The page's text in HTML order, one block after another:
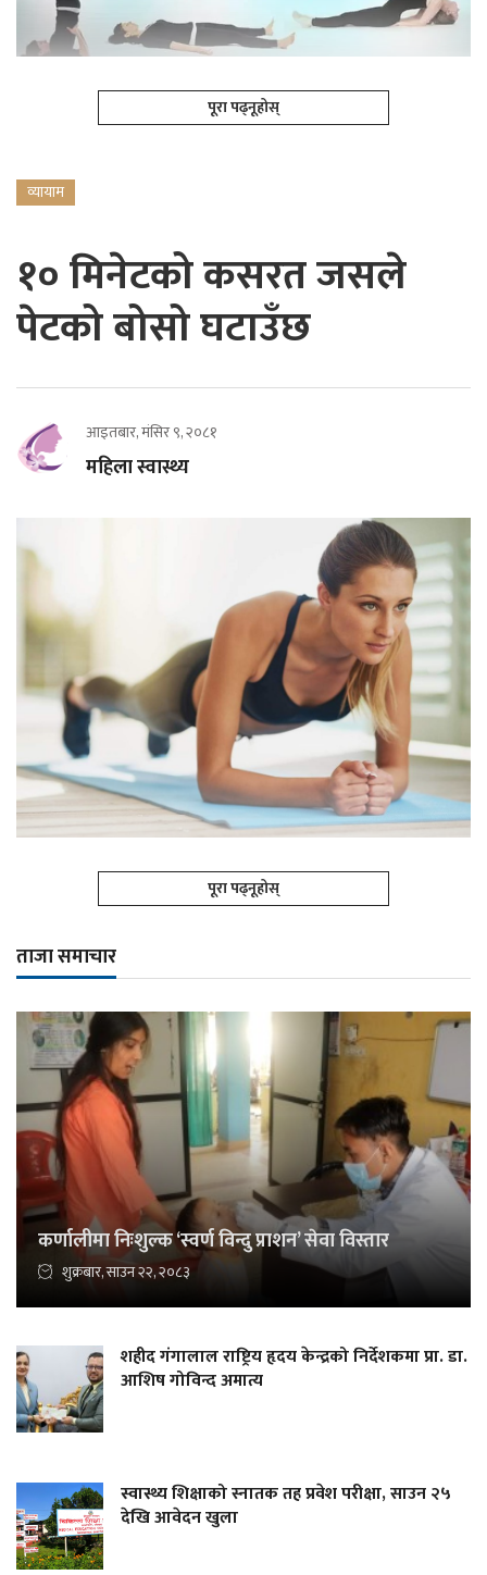
पूरा पढ्नूहोस्
व्यायाम
१० मिनेटको कसरत जसले
पेटको बोसो घटाउँछ
आइतबार, मंसिर ९, २०८१
महिला स्वास्थ्य
पूरा पढ्नूहोस्
ताजा समाचार
कर्णालीमा निःशुल्क ‘स्वर्ण विन्दु प्राशन’ सेवा विस्तार
शुक्रबार, साउन २२, २०८३
शहीद गंगालाल राष्ट्रिय हृदय केन्द्रको निर्देशकमा प्रा. डा.
आशिष गोविन्द अमात्य
स्वास्थ्य शिक्षाको स्नातक तह प्रवेश परीक्षा, साउन २५
देखि आवेदन खुला